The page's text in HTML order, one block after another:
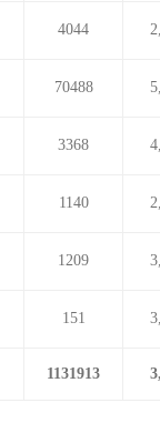
4044
70488
3368
1140
1209
151
1131913